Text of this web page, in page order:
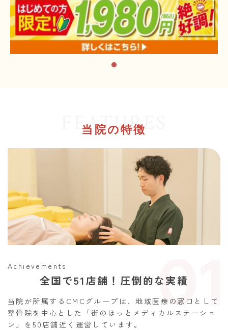
当院の特徴
FEATURES
01
Achievements
全国で51店舗！圧倒的な実績
当院が所属するCMCグループは、地域医療の窓口として
整骨院を中心とした「街のほっとメディカルステーショ
ン」を50店舗近く運営しています。